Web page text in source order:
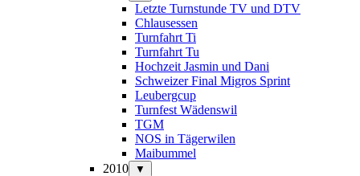
Letzte Turnstunde TV und DTV
Chlausessen
Turnfahrt Ti
Turnfahrt Tu
Hochzeit Jasmin und Dani
Schweizer Final Migros Sprint
Leubergcup
Turnfest Wädenswil
TGM
NOS in Tägerwilen
Maibummel
2010
▼